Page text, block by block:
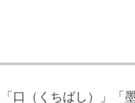
口（くちばし）」「